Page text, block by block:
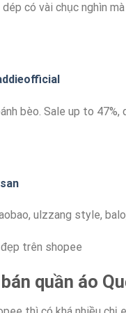
có vài chục nghìn
bèo. Sale up to
ulzzang style,
quần áo